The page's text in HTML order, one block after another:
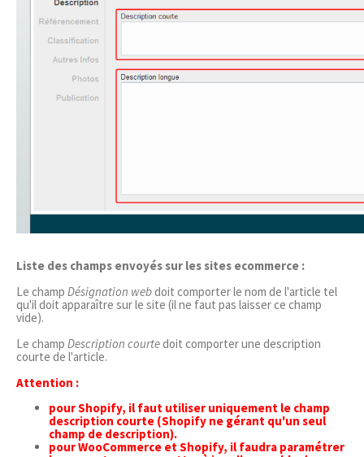
Liste des champs envoyés sur les sites ecommerce :
Le champ Désignation webdoit comporter le nom de l'article tel
qu'il doit apparaître sur le site (il ne faut pas laisser ce champ
vide).
Le champ Description courtedoit comporter une description
courte de l'article.
Attention :
pour Shopify, il faut utiliser uniquement le champ
description courte (Shopify ne gérant qu'un seul
champ de description).
pour WooCommerce et Shopify, il faudra paramétrer